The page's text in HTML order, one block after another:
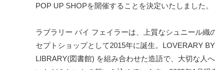
POP UP SHOPを開催することを決定いたしました。
ラブラリー バイ フェイラーは、上質なシュニール
セプトショップとして2015年に誕生。LOVERARY
LIBRARY(図書館) を組み合わせた造語で、大切な人